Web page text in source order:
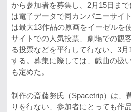
から参加者を募集し、2月15日ま
は電子データで同カンパニーサイ
は最大13作品の原画をイーゼルを
サイトでの人気投票、劇場での観
る投票などを平行して行ない、3
する。募集に際しては、戯曲の扱
も定めた。
制作の斎藤努氏（Spacetrip）は、
りを行ない、参加者にとっても作